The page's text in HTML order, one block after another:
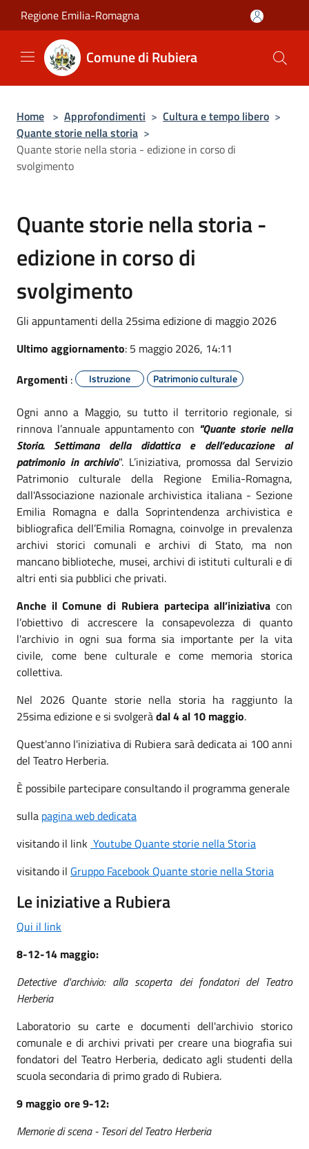
Salta al contenuto principale
Regione Emilia-Romagna
Comune di Rubiera
Home > Approfondimenti > Cultura e tempo libero >
Quante storie nella storia >
Quante storie nella storia - edizione in corso di
svolgimento
Quante storie nella storia -
edizione in corso di
svolgimento
Gli appuntamenti della 25sima edizione di maggio 2026
Ultimo aggiornamento: 5 maggio 2026, 14:11
Argomenti : Istruzione Patrimonio culturale
Ogni anno a Maggio, su tutto il territorio regionale, si
rinnova l’annuale appuntamento con "Quante storie nella
Storia. Settimana della didattica e dell’educazione al
patrimonio in archivio". L’iniziativa, promossa dal Servizio
Patrimonio culturale della Regione Emilia-Romagna,
dall'Associazione nazionale archivistica italiana - Sezione
Emilia Romagna e dalla Soprintendenza archivistica e
bibliografica dell’Emilia Romagna, coinvolge in prevalenza
archivi storici comunali e archivi di Stato, ma non
mancano biblioteche, musei, archivi di istituti culturali e di
altri enti sia pubblici che privati.
Anche il Comune di Rubiera partecipa all’iniziativa con
l’obiettivo di accrescere la consapevolezza di quanto
l'archivio in ogni sua forma sia importante per la vita
civile, come bene culturale e come memoria storica
collettiva.
Nel 2026 Quante storie nella storia ha raggiunto la
25sima edizione e si svolgeràdal 4 al 10 maggio.
Quest'anno l'iniziativa di Rubiera sarà dedicata ai 100 anni
del Teatro Herberia.
È possibile partecipare consultando il programma generale
sulla pagina web dedicata
visitando il link Youtube Quante storie nella Storia
visitando il Gruppo Facebook Quante storie nella Storia
Le iniziative a Rubiera
Qui il link
8-12-14 maggio:
Detective d'archivio: alla scoperta dei fondatori del Teatro
Herberia
Laboratorio su carte e documenti dell'archivio storico
comunale e di archivi privati per creare una biografia sui
fondatori del Teatro Herberia, dedicato agli studenti della
scuola secondaria di primo grado di Rubiera.
9 maggio ore 9-12:
Memorie di scena - Tesori del Teatro Herberia